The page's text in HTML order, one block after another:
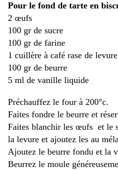
Pour le fond de tarte en
2 œufs
100 gr de sucre
100 gr de farine
1 cuillère à café rase de
100 gr de beurre
5 ml de vanille liquide
Préchauffez le four à 200°c.
Faites fondre le beurre et
Faites blanchir les œufs et le
la levure et ajoutez les au
Ajoutez le beurre fondu et la
Beurrez le moule